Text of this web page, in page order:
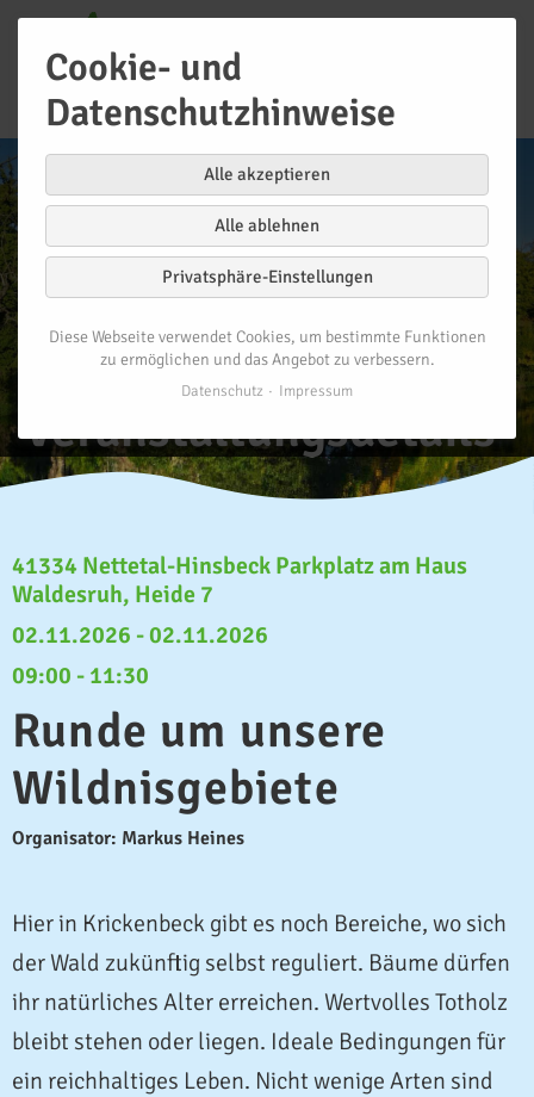
Veranstaltungsdetails
41334 Nettetal-Hinsbeck Parkplatz am Haus
Waldesruh, Heide 7
02.11.2026 - 02.11.2026
09:00 - 11:30
Runde um unsere
Wildnisgebiete
Organisator: Markus Heines
Hier in Krickenbeck gibt es noch Bereiche, wo sich
der Wald zukünftig selbst reguliert. Bäume dürfen
ihr natürliches Alter erreichen. Wertvolles Totholz
bleibt stehen oder liegen. Ideale Bedingungen für
ein reichhaltiges Leben. Nicht wenige Arten sind
Cookie- und
Datenschutzhinweise
Alle akzeptieren
Alle ablehnen
Privatsphäre-Einstellungen
Diese Webseite verwendet Cookies, um bestimmte Funktionen
zu ermöglichen und das Angebot zu verbessern.
Datenschutz Impressum